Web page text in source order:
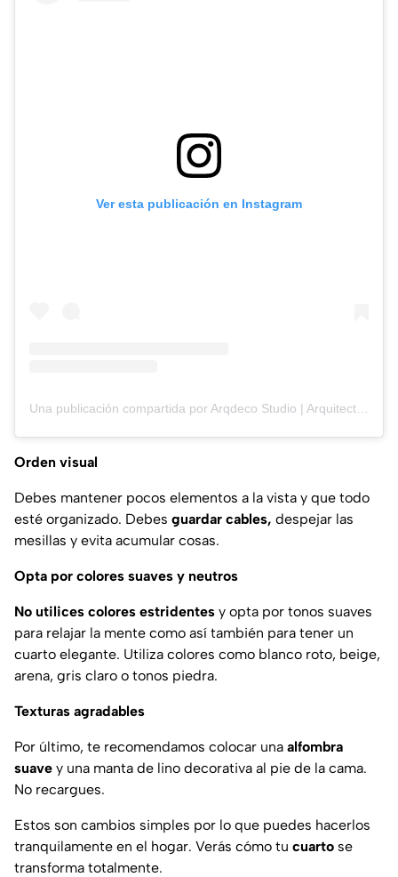
Ver esta publicación en Instagram
Orden visual
Debes mantener pocos elementos a la vista y que todo
esté organizado. Debes guardar cables, despejar las
mesillas y evita acumular cosas.
Opta por colores suaves y neutros
No utilices colores estridentes y opta por tonos suaves
para relajar la mente como así también para tener un
cuarto elegante. Utiliza colores como blanco roto, beige,
arena, gris claro o tonos piedra.
Texturas agradables
Por último, te recomendamos colocar una alfombra
suave y una manta de lino decorativa al pie de la cama.
No recargues.
Estos son cambios simples por lo que puedes hacerlos
tranquilamente en el hogar. Verás cómo tu cuarto se
transforma totalmente.